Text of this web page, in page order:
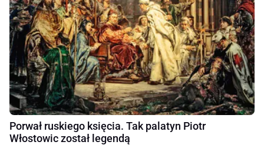
Porwał ruskiego księcia. Tak palatyn Piotr
Włostowic został legendą